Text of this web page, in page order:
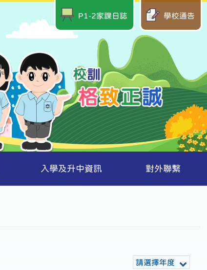
學校通告
P1-2家課日誌
入學及升中資訊 對外聯繫
請選擇年度